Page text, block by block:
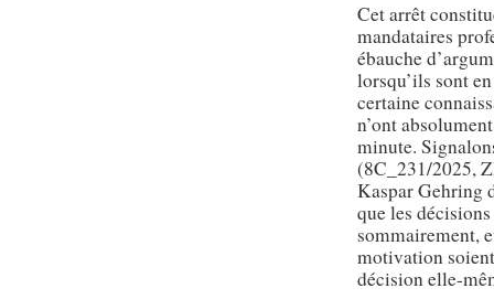
Cet arrêt
mandataires
ébauche
lorsqu’ils sont
certaine
n’ont
minute.
(8C_231/2025,
Kaspar Gehring
que les
sommairement,
motivation
décision elle-